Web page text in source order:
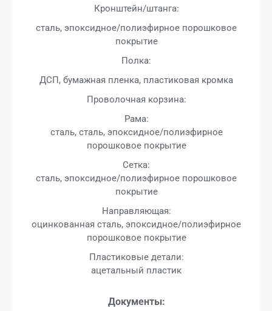
Кронштейн/штанга:
сталь, эпоксидное/полиэфирное порошковое
покрытие
Полка:
ДСП, бумажная пленка, пластиковая кромка
Проволочная корзина:
Рама:
сталь, сталь, эпоксидное/полиэфирное
порошковое покрытие
Сетка:
сталь, эпоксидное/полиэфирное порошковое
покрытие
Направляющая:
оцинкованная сталь, эпоксидное/полиэфирное
порошковое покрытие
Пластиковые детали:
ацетальный пластик
Документы: